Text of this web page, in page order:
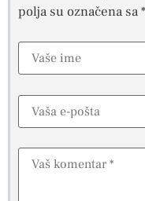
polja su označena sa